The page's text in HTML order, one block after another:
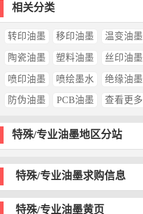
相关分类
转印油墨 移印油墨 温变油墨
陶瓷油墨 塑料油墨 丝印油墨
喷印油墨 喷绘墨水 绝缘油墨
防伪油墨 PCB油墨 查看更多
特殊/专业油墨地区分站
特殊/专业油墨求购信息
特殊/专业油墨黄页